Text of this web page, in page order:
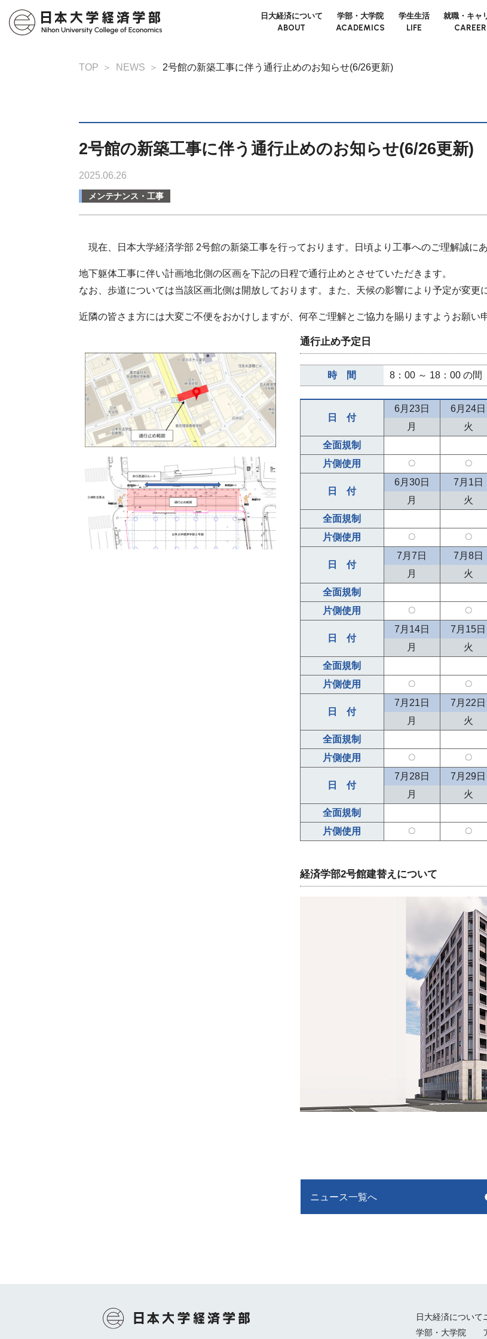
日大経済について
ABOUT
学部・大学院
ACADEMICS
学生生活
LIFE
就職・キャ
CAREER
TOP NEWS 2号館の新築工事に伴う通行止めのお知らせ(6/26更新)
2号館の新築工事に伴う通行止めのお知らせ(6/26更新)
2025.06.26
メンテナンス・工事
現在、日本大学経済学部 2号館の新築工事を行っております。日頃より工事へのご理解誠に
地下躯体工事に伴い計画地北側の区画を下記の日程で通行止めとさせていただきます。
なお、歩道については当該区画北側は開放しております。また、天候の影響により予定が変更
近隣の皆さま方には大変ご不便をおかけしますが、何卒ご理解とご協力を賜りますようお願い
通行止め予定日
時 間 8：00 ～ 18：00 の間
日 付
6月23日 6月24日
月
火
全面規制
片側使用
〇 〇
日 付
6月30日 7月1日
月
火
全面規制
片側使用
〇 〇
日 付
7月7日 7月8日
月
火
全面規制
片側使用
〇 〇
日 付
7月14日 7月15日
月
火
全面規制
片側使用
〇 〇
日 付
7月21日 7月22日
月
火
全面規制
片側使用
〇 〇
日 付
7月28日 7月29日
月
火
全面規制
片側使用
〇 〇
経済学部2号館建替えについて
ニュース一覧へ
日大経済について
学部・大学院